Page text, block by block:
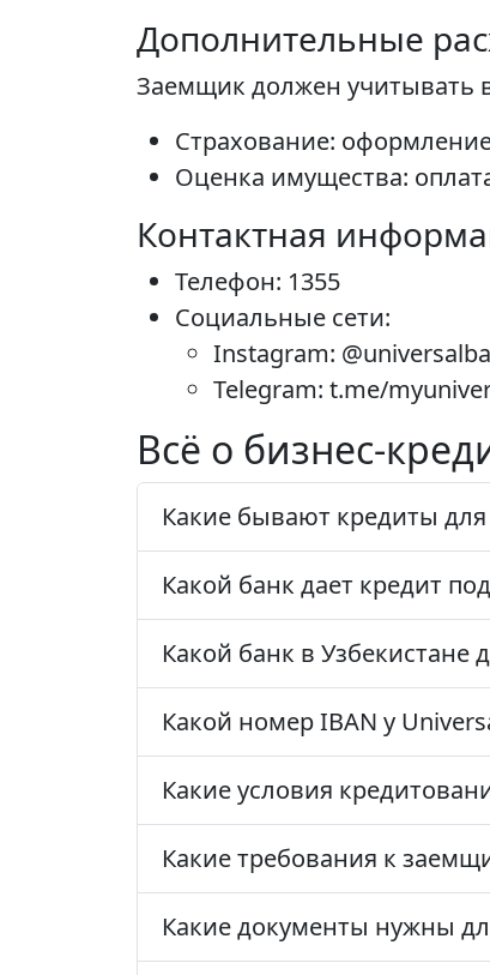
Дополнительные
Заемщик должен учитывать
Страхование:
Оценка имущества:
Контактная
Телефон: 1355
Социальные сети:
Instagram:
Telegram: t.me/
Всё о бизнес-
Какие бывают кредиты для
Какой банк дает кредит
Какой банк в Узбекистане
Какой номер IBAN у
Какие условия
Какие требования к
Какие документы нужны